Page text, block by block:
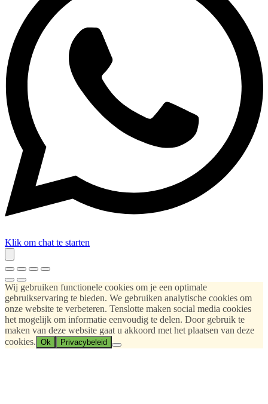
Klik om chat te starten
Wij gebruiken functionele cookies om je een optimale
gebruikservaring te bieden. We gebruiken analytische cookies om
onze website te verbeteren. Tenslotte maken social media cookies
het mogelijk om informatie eenvoudig te delen. Door gebruik te
maken van deze website gaat u akkoord met het plaatsen van deze
cookies. Ok Privacybeleid